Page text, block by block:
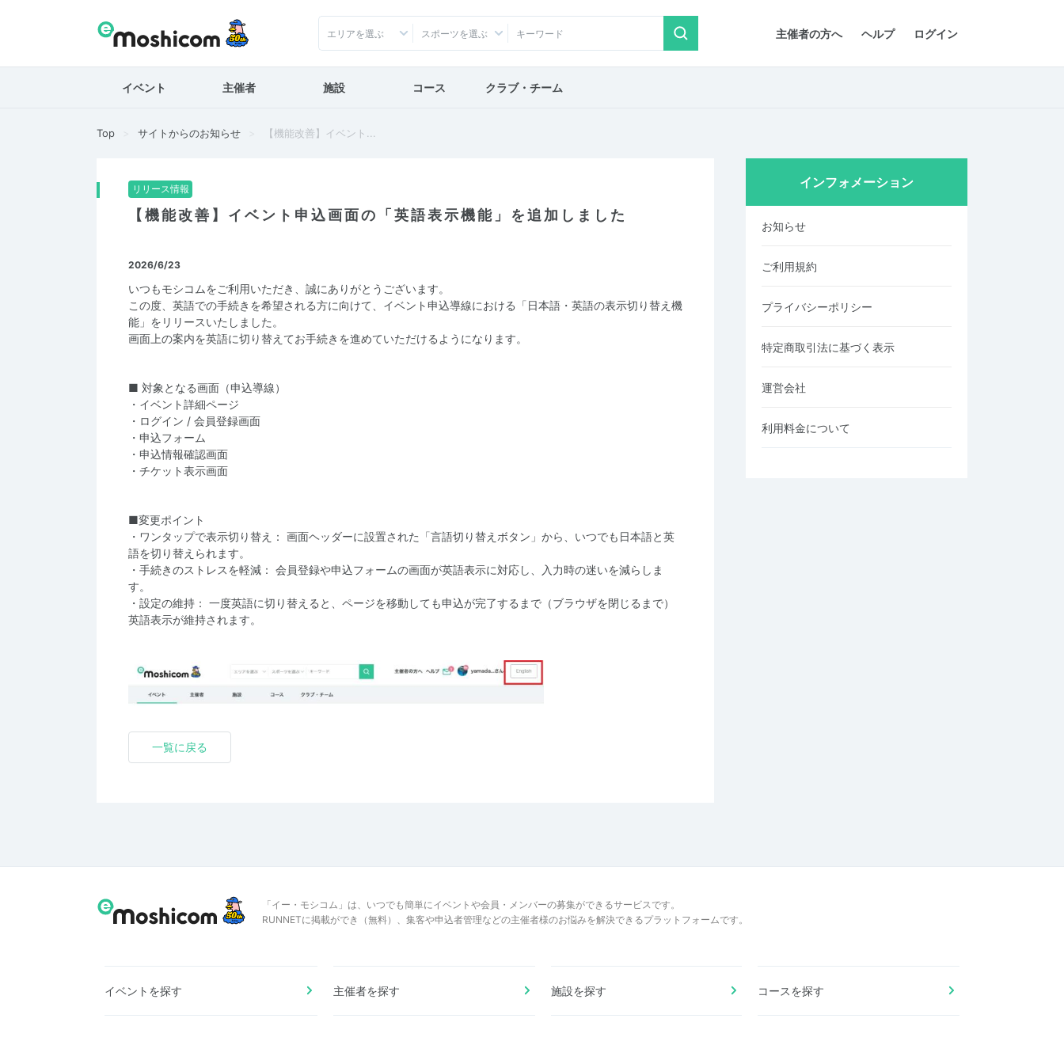
主催者の方へ ヘルプ ログイン
エリアを選ぶ スポーツを選ぶ
イベント 主催者 施設 コース クラブ・チーム
Top サイトからのお知らせ 【機能改善】イベント...
リリース情報
【機能改善】イベント申込画面の「英語表示機能」を追加しました
2026/6/23
いつもモシコムをご利用いただき、誠にありがとうございます。
この度、英語での手続きを希望される方に向けて、イベント申込導線における「日本語・英語の表示切り替え機
能」をリリースいたしました。
画面上の案内を英語に切り替えてお手続きを進めていただけるようになります。
■ 対象となる画面（申込導線）
・イベント詳細ページ
・ログイン / 会員登録画面
・申込フォーム
・申込情報確認画面
・チケット表示画面
■変更ポイント
・ワンタップで表示切り替え： 画面ヘッダーに設置された「言語切り替えボタン」から、いつでも日本語と英
語を切り替えられます。
・手続きのストレスを軽減： 会員登録や申込フォームの画面が英語表示に対応し、入力時の迷いを減らしま
す。
・設定の維持： 一度英語に切り替えると、ページを移動しても申込が完了するまで（ブラウザを閉じるまで）
英語表示が維持されます。
一覧に戻る
インフォメーション
お知らせ
ご利用規約
プライバシーポリシー
特定商取引法に基づく表示
運営会社
利用料金について
「イー・モシコム」は、いつでも簡単にイベントや会員・メンバーの募集ができるサービスです。
RUNNETに掲載ができ（無料）、集客や申込者管理などの主催者様のお悩みを解決できるプラットフォームです。
イベントを探す 主催者を探す 施設を探す コースを探す